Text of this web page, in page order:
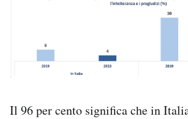
Il 96 per cento significa che in